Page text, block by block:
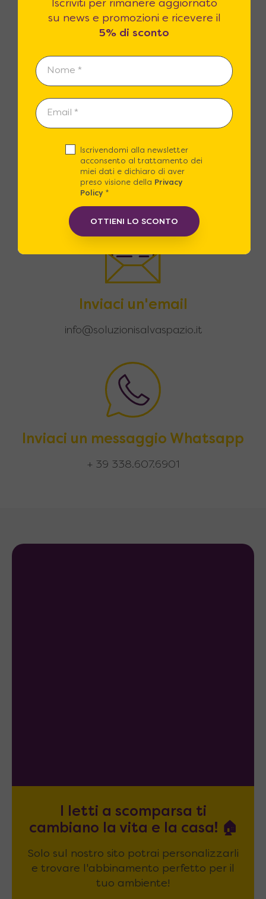
Contattaci
9:00 alle 20.00, con ORARIO CONTINUATO
Assistenza
+39 06 22772112
Inviaci un'email
info@soluzionisalvaspazio.it
Inviaci un messaggio Whatsapp
+ 39 338.607.6901
I letti a scomparsa ti
cambiano la vita e la casa! 🏠
Solo sul nostro sito potrai personalizzarli
e trovare l'abbinamento perfetto per il
tuo ambiente!
Iscriviti per rimanere aggiornato
su news e promozioni e ricevere il
5% di sconto
Iscrivendomi alla newsletter
acconsento al trattamento dei
miei dati e dichiaro di aver
preso visione della
Privacy
Policy*
OTTIENI LO SCONTO